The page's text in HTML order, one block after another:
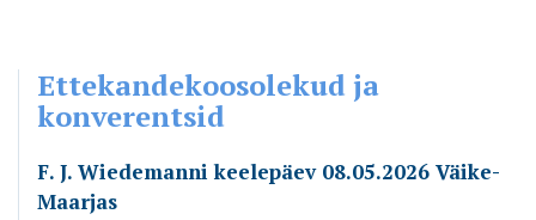
Ettekandekoosolekud ja
konverentsid
F. J. Wiedemanni keelepäev 08.05.2026 Väike-
Maarjas